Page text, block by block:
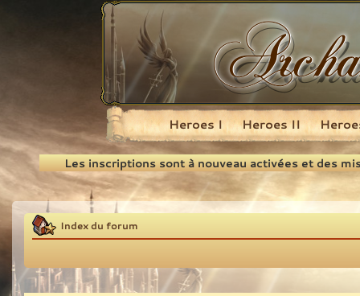
Recherche
Heroes I Heroes II
Les inscriptions sont à nouveau activées et des
Index du forum